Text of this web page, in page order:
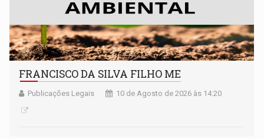
FRANCISCO DA SILVA FILHO ME
Publicações Legais 10 de Agosto de 2026 às 14:20